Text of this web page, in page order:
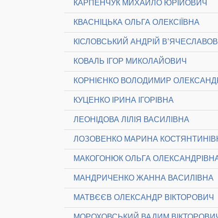
КАРПЕНЧУК МИХАЙЛО ЮРІЙОВИЧ
КВАСНІЦЬКА ОЛЬГА ОЛЕКСІЇВНА
КІСЛОВСЬКИЙ АНДРІЙ
КОВАЛЬ ІГОР МИКОЛАЙОВИЧ
КОРНІЄНКО ВОЛОДИМИР
КУЦЕНКО ІРИНА ІГОРІВНА
ЛЕОНІДОВА ЛІЛІЯ ВАСИЛІВНА
ЛОЗОВЕНКО МАРИНА
МАКОГОНЮК ОЛЬГА
МАНДРИЧЕНКО ЖАННА ВАСИЛІВНА
МАТВЄЄВ ОЛЕКСАНДР ВІКТОРОВИЧ